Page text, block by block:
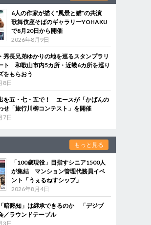
6人の作家が描く“風景と猫”の共演
歌舞伎座そばのギャラリーYOHAKU
で8月20日から開催
2026年8月9日
秀長兄弟ゆかりの地を巡るスタンプラリ
ト 和歌山市内5カ所・近畿6カ所を巡り
をもらおう
8日
を五・七・五で！ エースが「かばんの
せ「旅行川柳コンテスト」を開催
7日
もっと見る
「100歳現役」目指すシニア1500人
が集結 マンション管理代務員イベ
ント「うぇるねすシップ」
2026年8月4日
暗黙知」は継承できるのか 「デジブ
／ラウンドテーブル
3日